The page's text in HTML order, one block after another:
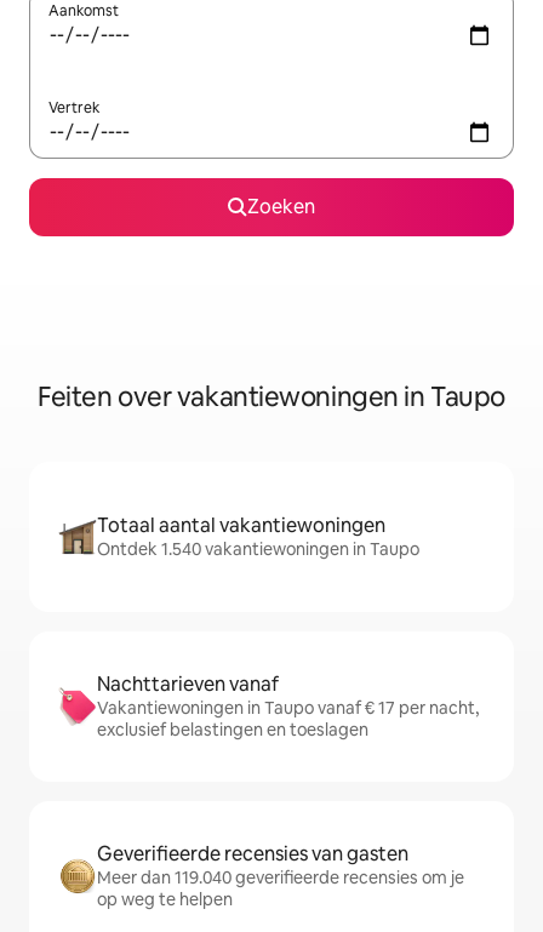
Aankomst
Vertrek
Zoeken
Feiten over vakantiewoningen in Taupo
Totaal aantal vakantiewoningen
Ontdek 1.540 vakantiewoningen in Taupo
Nachttarieven vanaf
Vakantiewoningen in Taupo vanaf € 17 per nacht,
exclusief belastingen en toeslagen
Geverifieerde recensies van gasten
Meer dan 119.040 geverifieerde recensies om je
op weg te helpen